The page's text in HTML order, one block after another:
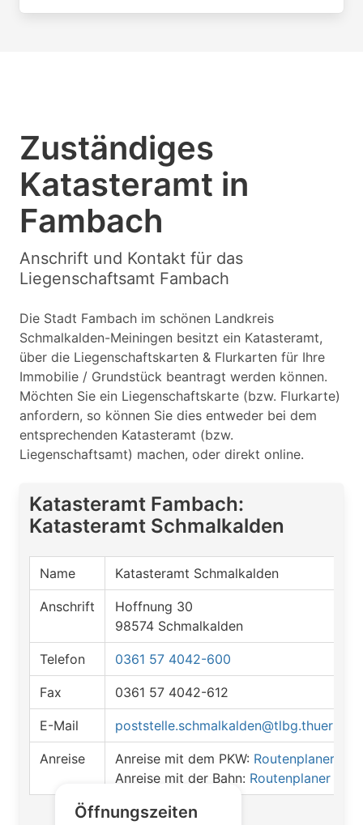
Zuständiges
Katasteramt in
Fambach
Anschrift und Kontakt für das
Liegenschaftsamt Fambach
Die Stadt Fambach im schönen Landkreis
Schmalkalden-Meiningen besitzt ein Katasteramt,
über die Liegenschaftskarten & Flurkarten für Ihre
Immobilie / Grundstück beantragt werden können.
Möchten Sie ein Liegenschaftskarte (bzw. Flurkarte)
anfordern, so können Sie dies entweder bei dem
entsprechenden Katasteramt (bzw.
Liegenschaftsamt) machen, oder direkt online.
Katasteramt Fambach:
Katasteramt Schmalkalden
Name Katasteramt Schmalkalden
Anschrift
Hoffnung 30
98574 Schmalkalden
Telefon 0361 57 4042-600
Fax 0361 57 4042-612
E-Mail
Anreise Anreise mit dem PKW: Routenplaner
Anreise mit der Bahn: Routenplaner
Öffnungszeiten